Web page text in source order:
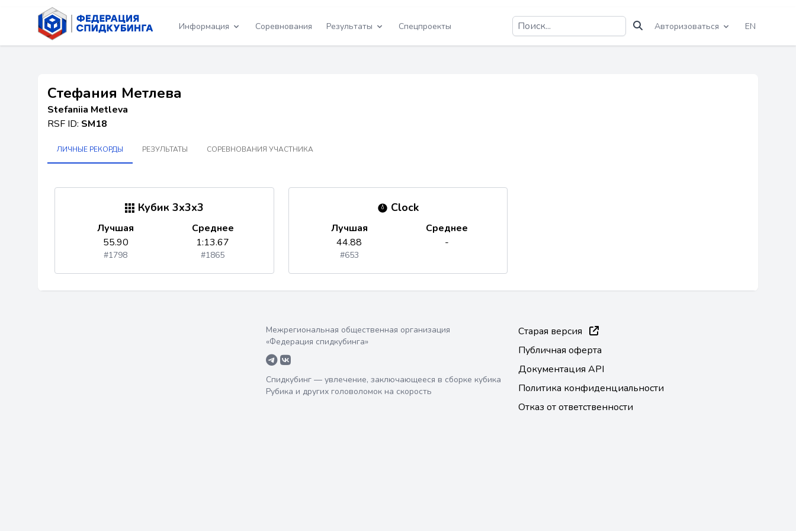
Информация Соревнования Результаты Спецпроекты Авторизоваться EN
Стефания Метлева
Stefaniia Metleva
RSF ID: SM18
ЛИЧНЫЕ РЕКОРДЫ РЕЗУЛЬТАТЫ СОРЕВНОВАНИЯ УЧАСТНИКА
Кубик 3x3x3
Лучшая
55.90
#1798
Среднее
1:13.67
#1865
Clock
Лучшая
44.88
#653
Среднее
-
Межрегиональная общественная организация
«Федерация спидкубинга»
Спидкубинг — увлечение, заключающееся в сборке кубика
Рубика и других головоломок на скорость
Старая версия
Публичная оферта
Документация API
Политика конфиденциальности
Отказ от ответственности